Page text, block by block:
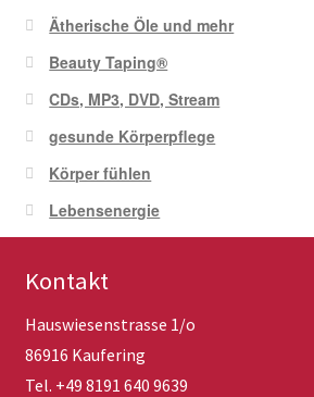
Ätherische Öle und mehr
Beauty Taping®
CDs, MP3, DVD, Stream
gesunde Körperpflege
Körper fühlen
Lebensenergie
Kontakt
Hauswiesenstrasse 1/o
86916 Kaufering
Tel. +49 8191 640 9639